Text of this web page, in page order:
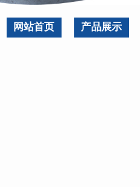
网站首页 产品展示